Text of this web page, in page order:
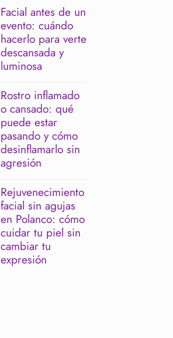
corporal
hay
comentarios
en
Limpieza
facial
profunda
para
piel
cómo
limpiar
sin
irritar
la
barrera
cutánea
Facial antes de un
evento: cuándo
hacerlo para verte
descansada y
luminosa
hay
comentarios
en
Facial
antes
de
un
evento:
cuándo
hacerlo
verte
descansada
y
luminosa
Rostro inflamado
o cansado: qué
puede estar
pasando y cómo
desinflamarlo sin
agresión
hay
comentarios
en
Rostro
inflamado
o
cansado:
qué
puede
estar
Rejuvenecimiento
facial sin agujas
en Polanco: cómo
cuidar tu piel sin
cambiar tu
expresión